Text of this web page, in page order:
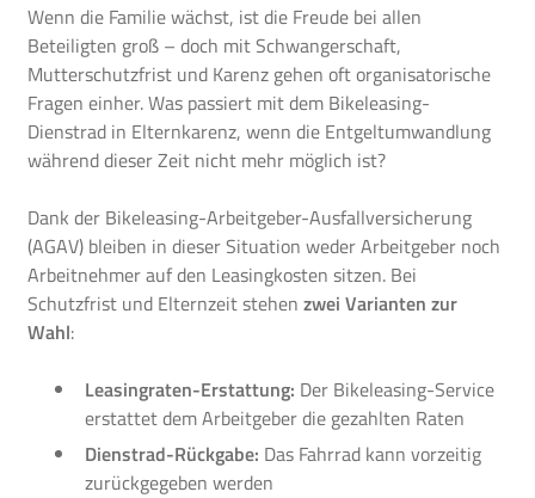
Wenn die Familie wächst, ist die Freude bei allen
Beteiligten groß – doch mit Schwangerschaft,
Mutterschutzfrist und Karenz gehen oft organisatorische
Fragen einher. Was passiert mit dem Bikeleasing-
Dienstrad in Elternkarenz, wenn die Entgeltumwandlung
während dieser Zeit nicht mehr möglich ist?
Dank der Bikeleasing-Arbeitgeber-Ausfallversicherung
(AGAV) bleiben in dieser Situation weder Arbeitgeber noch
Arbeitnehmer auf den Leasingkosten sitzen. Bei
Schutzfrist und Elternzeit stehen zwei Varianten zur
Wahl:
Leasingraten-Erstattung: Der Bikeleasing-Service
erstattet dem Arbeitgeber die gezahlten Raten
Dienstrad-Rückgabe: Das Fahrrad kann vorzeitig
zurückgegeben werden